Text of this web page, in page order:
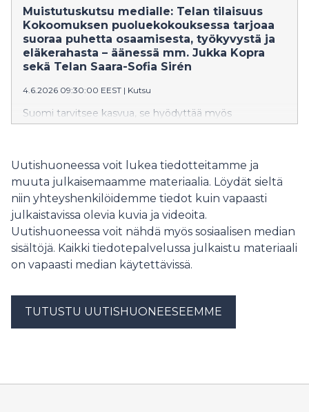
ilmestyneessä Telan artikkelissa.
Muistutuskutsu medialle: Telan tilaisuus
Kokoomuksen puoluekokouksessa tarjoaa
suoraa puhetta osaamisesta, työkyvystä ja
eläkerahasta – äänessä mm. Jukka Kopra
sekä Telan Saara-Sofia Sirén
4.6.2026 09:30:00 EEST | Kutsu
Suomi tarvitsee kasvua, se hyödyttää myös
eläkejärjestelmää. Toivotamme median edustajat
puoluekokouksen yhteydessä lauantaina 6.6. klo 16–17
Jyväskylän Paviljongissa kokoustila Kabinetissa.
Luvassa on suoraa puhetta osaamisesta, työkyvystä –
ja (eläke)rahasta!
Uutishuoneessa voit lukea tiedotteitamme ja
muuta julkaisemaamme materiaalia. Löydät sieltä
niin yhteyshenkilöidemme tiedot kuin vapaasti
julkaistavissa olevia kuvia ja videoita.
Uutishuoneessa voit nähdä myös sosiaalisen median
sisältöjä. Kaikki tiedotepalvelussa julkaistu materiaali
on vapaasti median käytettävissä.
TUTUSTU UUTISHUONEESEEMME